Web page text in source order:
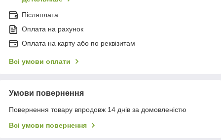
Післяплата
Оплата на рахунок
Оплата на карту або по реквізитам
Всі умови оплати
Умови повернення
Повернення товару впродовж 14 днів за домовленістю
Всі умови повернення